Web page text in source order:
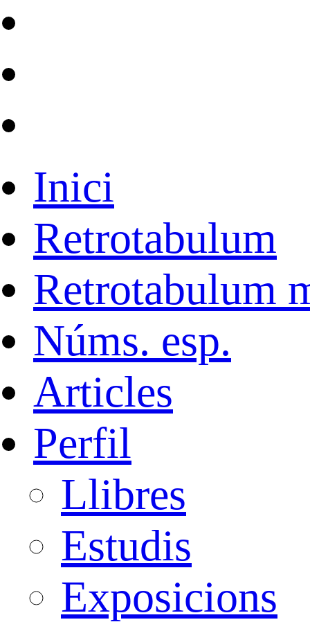
Inici
Retrotabulum
Retrotabulum
Núms. esp.
Articles
Perfil
Llibres
Estudis
Exposicions